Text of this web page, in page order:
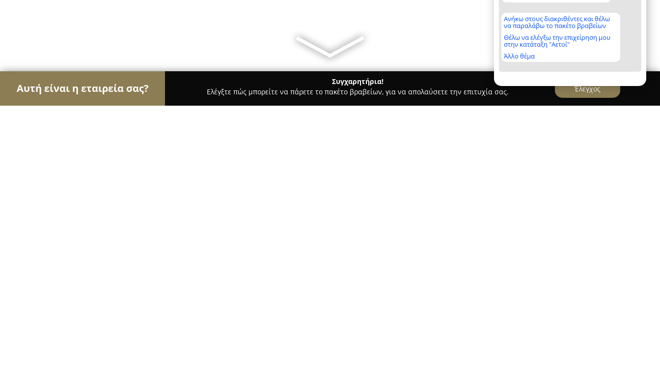
Ανήκω στους διακριθέντες και θέλω
να παραλάβω το πακέτο βραβείων
Θέλω να ελέγξω την επιχείρηση μου
στην κατάταξη "Αετοί"
Άλλο θέμα
Αυτή είναι η εταιρεία σας?
Συγχαρητήρια!
Ελέγξτε πώς μπορείτε να πάρετε το πακέτο βραβείων, για να απολαύσετε την επιτυχία σας.
Έλεγχος